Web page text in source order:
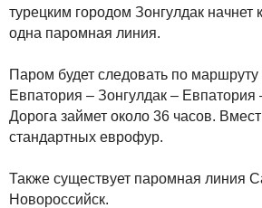
турецким городом Зонгулдак начнет
одна паромная линия.
Паром будет следовать по
Евпатория – Зонгулдак – Евпатория
Дорога займет около 36 часов.
стандартных еврофур.
Также существует паромная линия
Новороссийск.